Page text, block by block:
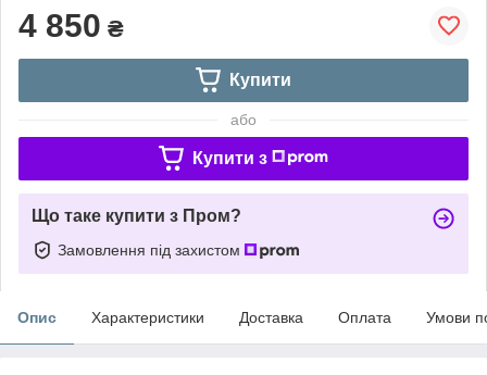
4 850 ₴
Купити
або
Купити з
Що таке купити з Пром?
Замовлення під захистом
Опис Характеристики Доставка Оплата Умови